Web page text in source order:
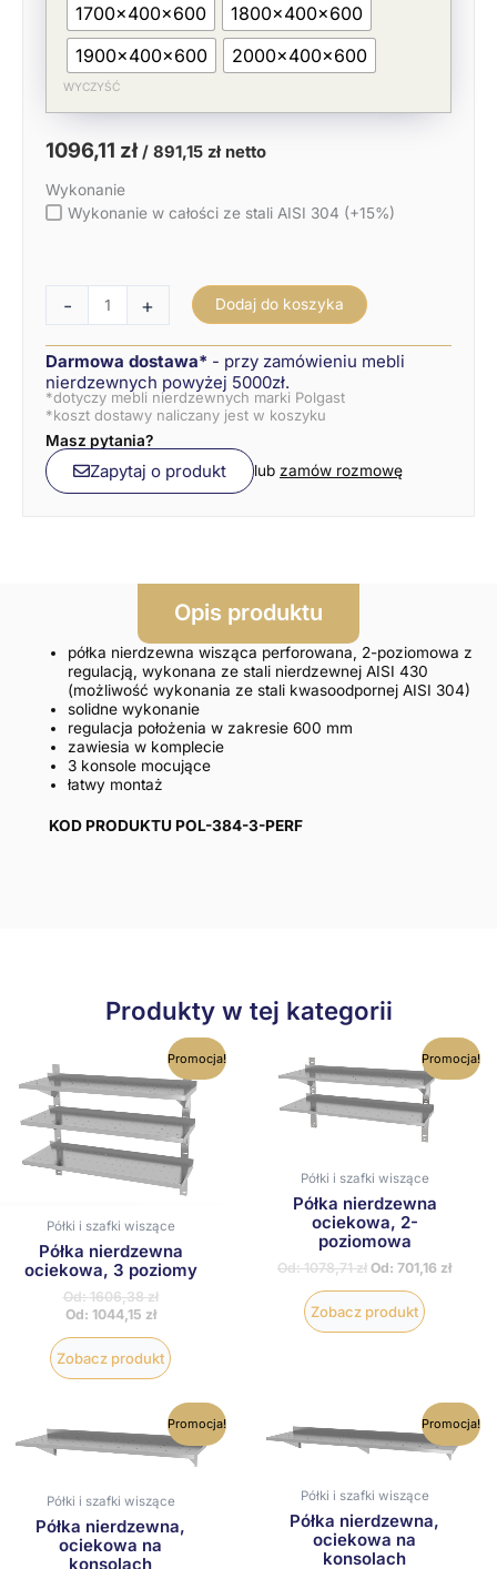
1700x400x600
1800x400x600
1900x400x600
2000x400x600
WYCZYŚĆ
1096,11 zł / 891,15 złnetto
Wykonanie
Wykonanie w całości ze stali AISI 304 (+15%)
- + Dodaj do koszyka
Darmowa dostawa* - przy zamówieniu mebli
nierdzewnych powyżej 5000zł.
*dotyczy mebli nierdzewnych marki Polgast
*koszt dostawy naliczany jest w koszyku
Masz pytania?
Zapytaj o produkt lub zamów rozmowę
Opis produktu
półka nierdzewna wisząca perforowana, 2-poziomowa z
regulacją, wykonana ze stali nierdzewnej AISI 430
(możliwość wykonania ze stali kwasoodpornej AISI 304)
solidne wykonanie
regulacja położenia w zakresie 600 mm
zawiesia w komplecie
3 konsole mocujące
łatwy montaż
KOD PRODUKTU POL-384-3-PERF
Produkty w tej kategorii
Promocja!
Półki i szafki wiszące
Półka nierdzewna
ociekowa, 3 poziomy
Od:1606,38zł
Od: 1044,15 zł
Zobacz produkt
Ten
produkt
ma
wiele
wariantów.
Opcje
można
wybrać
stronie
Promocja!
Półki i szafki wiszące
Półka nierdzewna
ociekowa, 2-
poziomowa
Od:1078,71zł Od: 701,16 zł
Zobacz produkt
Ten
produkt
ma
wiele
Opcje
wybrać
na
Promocja!
Półki i szafki wiszące
Półka nierdzewna,
ociekowa na
konsolach
Ten
produkt
ma
Opcje
można
Promocja!
Półki i szafki wiszące
Półka nierdzewna,
ociekowa na
konsolach
Ten
produkt
ma
można